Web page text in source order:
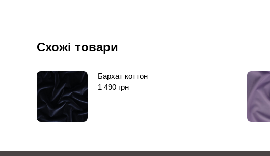
Схожі товари
Бархат коттон
1 490 грн